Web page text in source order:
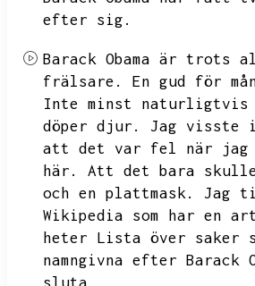
efter sig.
Barack Obama är
frälsare.
En gud för
Inte minst naturligtvis
döper djur.
Jag visste
att det var fel när jag
här.
Att det bara
och en plattmask.
Jag
Wikipedia som har en
heter Lista över saker
namngivna efter Barack
sluta,